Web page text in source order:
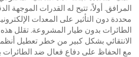
المرافق. أولاً، تتيح له القدرات الموجهة
محددة دون التأثير على المعدات
الطائرات بدون طيار المشروعة. تقلل
الانتقائي بشكل كبير من خطر تعطيل
مع الحفاظ على دفاع فعال ضد الطائرات